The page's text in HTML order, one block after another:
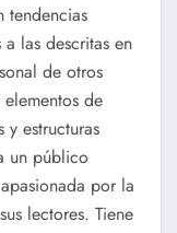
tendencias
las descritas en
de otros
de
estructuras
un público
por la
lectores. Tiene